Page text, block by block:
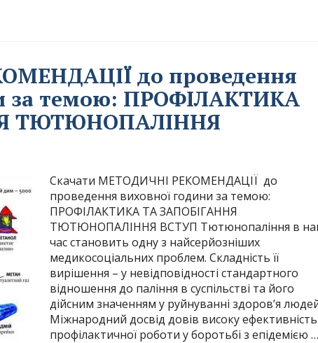
до проведення
за темою: ПРОФІЛАКТИКА
ТЮТЮНОПАЛІННЯ
Скачати МЕТОДИЧНІ РЕКОМЕНДАЦІЇ до
проведення виховної години за темою:
ПРОФІЛАКТИКА ТА ЗАПОБІГАННЯ
ТЮТЮНОПАЛІННЯ ВСТУП Тютюнопаління в
час становить одну з найсерйозніших
медикосоціальних проблем. Складність її
вирішення – у невідповідності стандартного
відношення до паління в суспільстві та його
дійсним значенням у руйнуванні здоров’я
Міжнародний досвід довів високу ефективність
профілактичної роботи у боротьбі з епідемією …